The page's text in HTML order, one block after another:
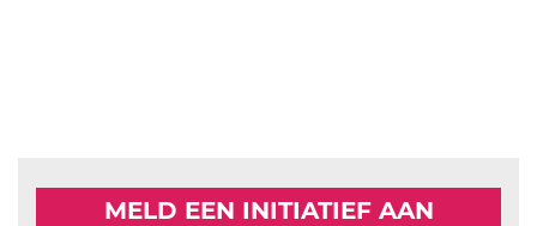
MELD EEN INITIATIEF AAN